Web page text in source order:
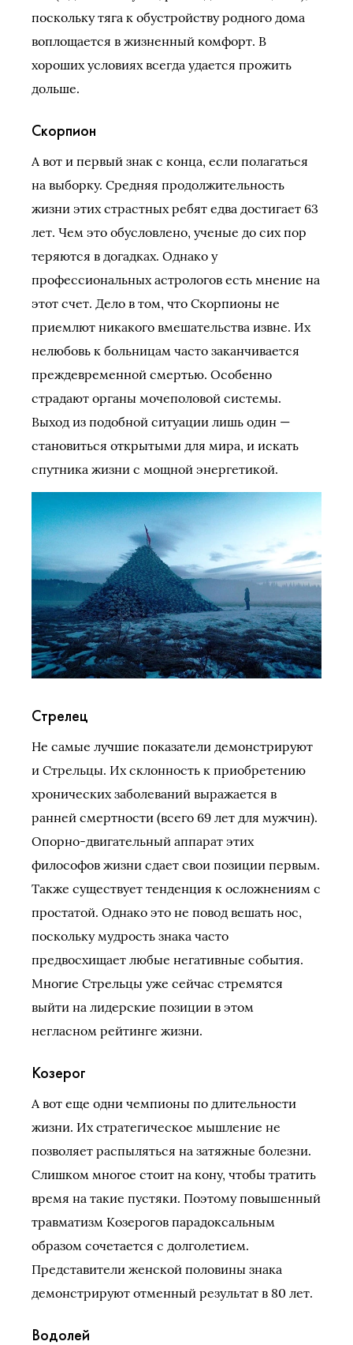
поскольку тяга к обустройству родного дома
воплощается в жизненный комфорт. В
хороших условиях всегда удается прожить
дольше.
Скорпион
А вот и первый знак с конца, если полагаться
на выборку. Средняя продолжительность
жизни этих страстных ребят едва достигает 63
лет. Чем это обусловлено, ученые до сих пор
теряются в догадках. Однако у
профессиональных астрологов есть мнение на
этот счет. Дело в том, что Скорпионы не
приемлют никакого вмешательства извне. Их
нелюбовь к больницам часто заканчивается
преждевременной смертью. Особенно
страдают органы мочеполовой системы.
Выход из подобной ситуации лишь один —
становиться открытыми для мира, и искать
спутника жизни с мощной энергетикой.
Стрелец
Не самые лучшие показатели демонстрируют
и Стрельцы. Их склонность к приобретению
хронических заболеваний выражается в
ранней смертности (всего 69 лет для мужчин).
Опорно-двигательный аппарат этих
философов жизни сдает свои позиции первым.
Также существует тенденция к осложнениям с
простатой. Однако это не повод вешать нос,
поскольку мудрость знака часто
предвосхищает любые негативные события.
Многие Стрельцы уже сейчас стремятся
выйти на лидерские позиции в этом
негласном рейтинге жизни.
Козерог
А вот еще одни чемпионы по длительности
жизни. Их стратегическое мышление не
позволяет распыляться на затяжные болезни.
Слишком многое стоит на кону, чтобы тратить
время на такие пустяки. Поэтому повышенный
травматизм Козерогов парадоксальным
образом сочетается с долголетием.
Представители женской половины знака
демонстрируют отменный результат в 80 лет.
Водолей